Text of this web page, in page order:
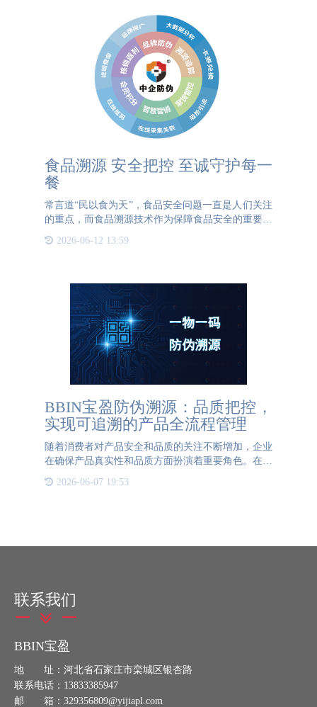
食品溯源 安全把控 至诚守护每一
餐
常言道“民以食为天”，食品安全问题一直是人们关注
的重点，而食品溯源技术作为保障食品安全的重要手
术，如在食品包装上加贴二维码、条码标签等，来记
2026-06-12 13:59
BBIN宝盈防伪溯源：品质把控，
实现可追溯的产品全流程管理
随着消费者对产品安全和品质的关注不断增加，企业
在确保产品真实性和品质方面扮演着重要角色。在这
业提供了一种全流程信息化管控的解决方案，使得产
2026-06-07 19:53
联系我们
BBIN宝盈
地 址：河北省石家庄市栾城区银杏路
联系电话：13833385947
邮 箱：329356809@yijiapl.com